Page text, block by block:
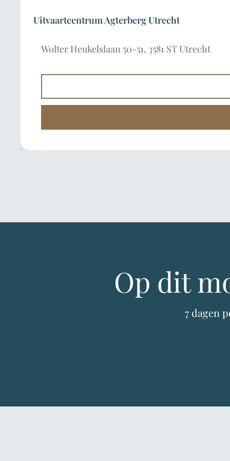
Uitvaartcentrum Agterberg Utrecht
Wolter Heukelslaan 50-51, 3581 ST Utrecht
Op dit
7 dagen